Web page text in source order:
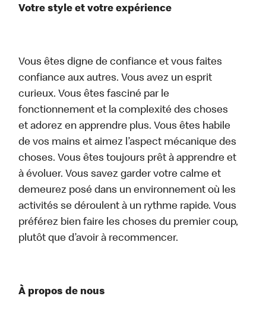
Votre style et votre expérience
Vous êtes digne de confiance et vous faites
confiance aux autres. Vous avez un esprit
curieux. Vous êtes fasciné par le
fonctionnement et la complexité des choses
et adorez en apprendre plus. Vous êtes habile
de vos mains et aimez l’aspect mécanique des
choses. Vous êtes toujours prêt à apprendre et
à évoluer. Vous savez garder votre calme et
demeurez posé dans un environnement où les
activités se déroulent à un rythme rapide. Vous
préférez bien faire les choses du premier coup,
plutôt que d’avoir à recommencer.
À propos de nous